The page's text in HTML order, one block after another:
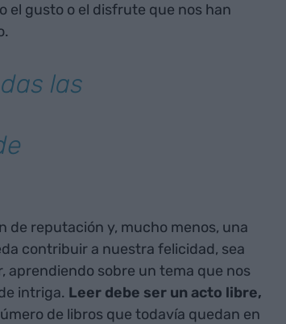
el gusto o el disfrute que nos han
las
de reputación y, mucho menos, una
contribuir a nuestra felicidad, sea
aprendiendo sobre un tema que nos
intriga. Leer debe ser un acto libre,
de libros que todavía quedan en